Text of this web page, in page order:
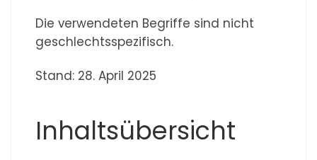
Die verwendeten Begriffe sind nicht
geschlechtsspezifisch.
Stand: 28. April 2025
Inhaltsübersicht